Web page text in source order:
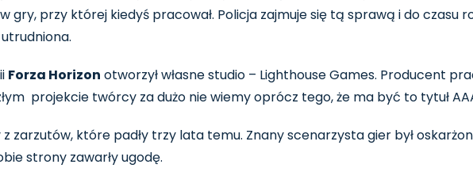
gry, przy której kiedyś pracował. Policja zajmuje się tą sprawą i do czasu
Forza Horizon otworzył własne studio – Lighthouse Games. Producent
projekcie twórcy za dużo nie wiemy oprócz tego, że ma być to tytuł
zarzutów, które padły trzy lata temu. Znany scenarzysta gier był
strony zawarły ugodę.